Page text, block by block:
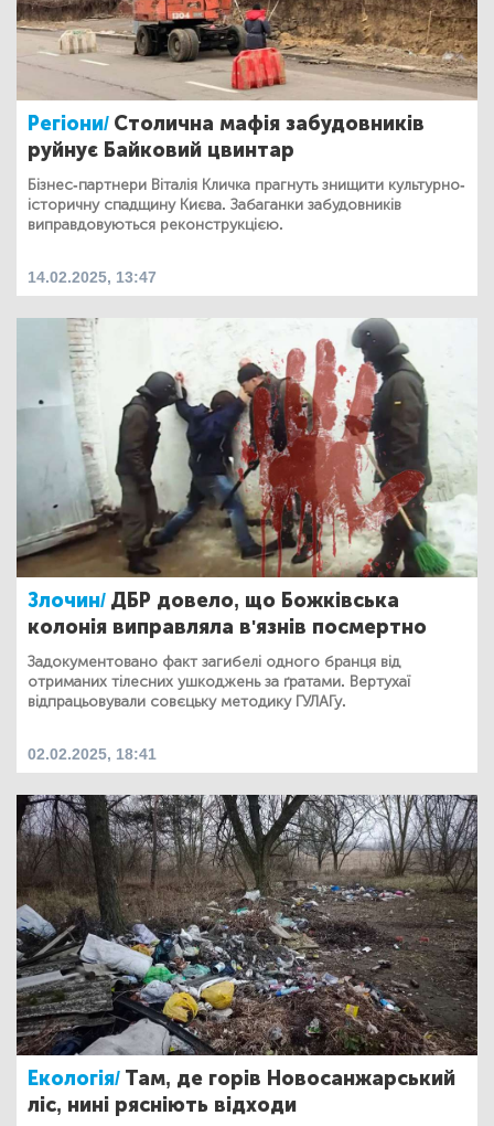
Регіони/ Столична мафія забудовників
руйнує Байковий цвинтар
Бізнес-партнери Віталія Кличка прагнуть знищити культурно-
історичну спадщину Києва. Забаганки забудовників
виправдовуються реконструкцією.
14.02.2025, 13:47
Злочин/ ДБР довело, що Божківська
колонія виправляла в'язнів посмертно
Задокументовано факт загибелі одного бранця від
отриманих тілесних ушкоджень за ґратами. Вертухаї
відпрацьовували совєцьку методику ГУЛАГу.
02.02.2025, 18:41
Екологія/ Там, де горів Новосанжарський
ліс, нині рясніють відходи